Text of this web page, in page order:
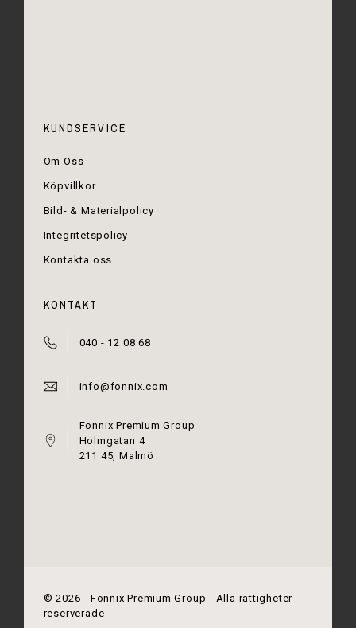
KUNDSERVICE
Om Oss
Köpvillkor
Bild- & Materialpolicy
Integritetspolicy
Kontakta oss
KONTAKT
040 - 12 08 68
info@fonnix.com
Fonnix Premium Group
Holmgatan 4
211 45, Malmö
©2026 - Fonnix Premium Group - Alla rättigheter
reserverade